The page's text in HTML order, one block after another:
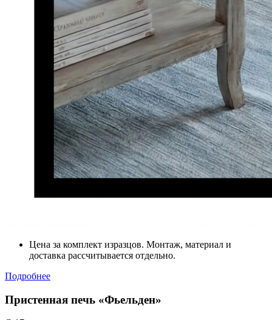
Цена за комплект изразцов. Монтаж, материал и
доставка рассчитывается отдельно.
Подробнее
Пристенная печь «Фьельден»